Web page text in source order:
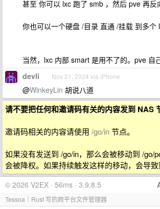
甚至 你可以 lxc 跑了 smb ，然后 pve 再反
你也可以一个硬盘 /目录 直通 /挂载 到多个
当然，lxc 内部 smart 是用不了的。pve 自
devli Nov 21, 2024 via iPhone
@WinkeyLin 胡说八道
请不要把任何和邀请码有关的内容发到 NAS
邀请码相关的内容请使用 /go/in节点。
如果没有发送到 /go/in，那么会被移动到 /go/
会被降权。如果持续触发这样的移动，会导致
© 2026 V2EX · 56ms · 3.9.8.5
Tessoa｜Rust 写的跨平台文件管理器